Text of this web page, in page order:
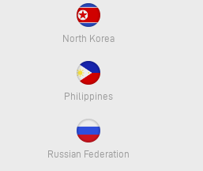
North Korea
Philippines
Russian Federation